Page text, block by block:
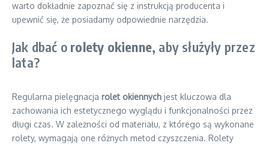
warto dokładnie zapoznać się z instrukcją producenta i
upewnić się, że posiadamy odpowiednie narzędzia.
Jak dbać o rolety okienne, aby służyły przez
lata?
Regularna pielęgnacja rolet okiennych jest kluczowa dla
zachowania ich estetycznego wyglądu i funkcjonalności przez
długi czas. W zależności od materiału, z którego są wykonane
rolety, wymagają one różnych metod czyszczenia. Rolety